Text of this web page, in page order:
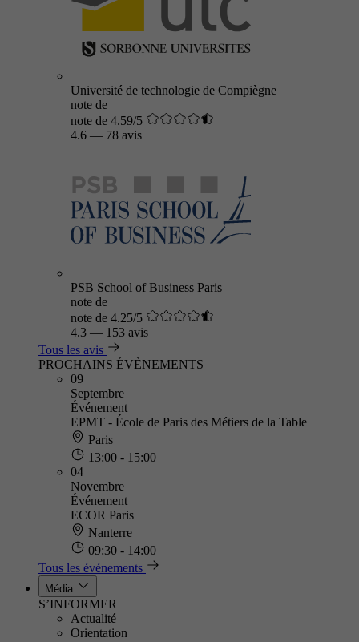
Université de technologie de Compiègne
note de
note de 4.59/5
4.6 — 78 avis
PSB School of Business Paris
note de
note de 4.25/5
4.3 — 153 avis
Tous les avis
PROCHAINS ÉVÈNEMENTS
09
Septembre
Événement
EPMT - École de Paris des Métiers de la Table
Paris
13:00 - 15:00
04
Novembre
Événement
ECOR Paris
Nanterre
09:30 - 14:00
Tous les événements
Média
S’INFORMER
Actualité
Orientation